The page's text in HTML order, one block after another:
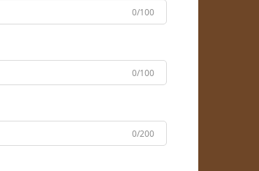
0/100
0/100
0/200